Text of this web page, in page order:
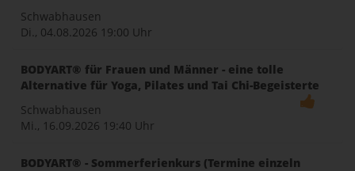
Schwabhausen
Di., 04.08.2026 19:00 Uhr
BODYART® für Frauen und Männer - eine tolle
Alternative für Yoga, Pilates und Tai Chi-Begeisterte
Schwabhausen
Mi., 16.09.2026 19:40 Uhr
BODYART® - Sommerferienkurs (Termine einzeln